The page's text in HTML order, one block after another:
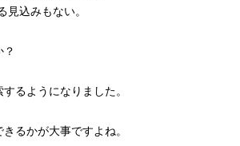
込みもない。
るようになりました。
るかが大事ですよね。